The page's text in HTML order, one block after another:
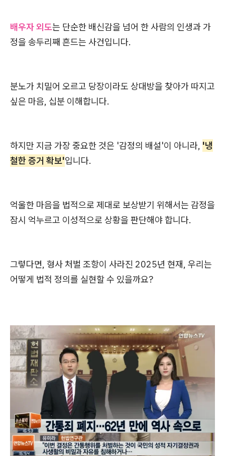
배우자 외도는 단순한 배신감을 넘어 한 사람의 인생과 가
정을 송두리째 흔드는 사건입니다.
분노가 치밀어 오르고 당장이라도 상대방을 찾아가 따지고
싶은 마음, 십분 이해합니다.
하지만 지금 가장 중요한 것은 '감정의 배설'이 아니라, '냉
철한 증거 확보'입니다.
억울한 마음을 법적으로 제대로 보상받기 위해서는 감정을
잠시 억누르고 이성적으로 상황을 판단해야 합니다.
그렇다면, 형사 처벌 조항이 사라진 2025년 현재, 우리는
어떻게 법적 정의를 실현할 수 있을까요?